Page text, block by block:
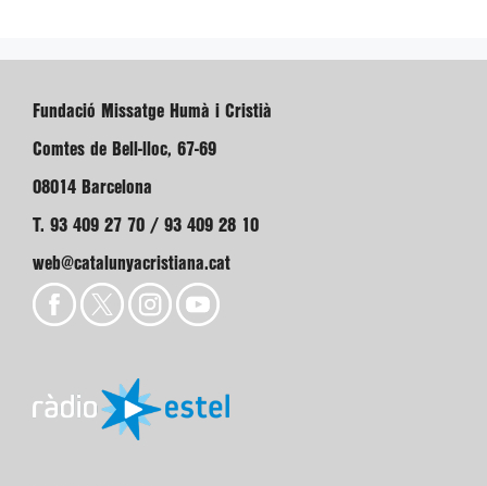
Fundació Missatge Humà i Cristià
Comtes de Bell-lloc, 67-69
08014 Barcelona
T. 93 409 27 70 / 93 409 28 10
web@catalunyacristiana.cat